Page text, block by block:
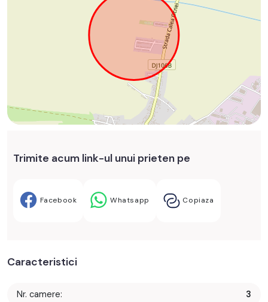
Trimite acum link-ul unui prieten pe
Facebook Whatsapp Copiaza
Caracteristici
Nr. camere: 3